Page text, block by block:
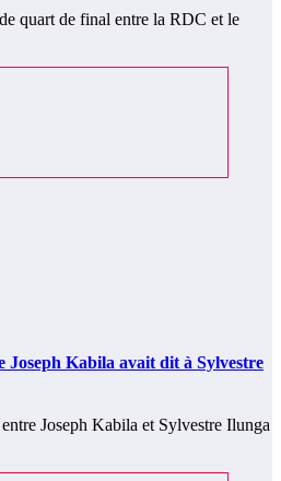
quart de final entre la RDC et le
Kabila avait dit à Sylvestre
Joseph Kabila et Sylvestre Ilunga